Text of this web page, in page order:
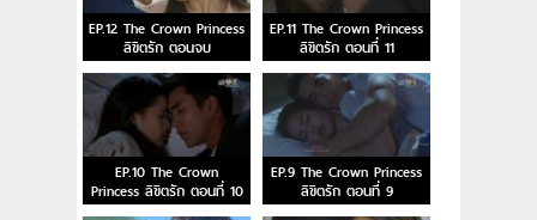
EP.12 The Crown Princess
ลิขิตรัก ตอนจบ
EP.11 The Crown Princess
ลิขิตรัก ตอนที่ 11
EP.10 The Crown
Princess ลิขิตรัก ตอนที่ 10
EP.9 The Crown Princess
ลิขิตรัก ตอนที่ 9